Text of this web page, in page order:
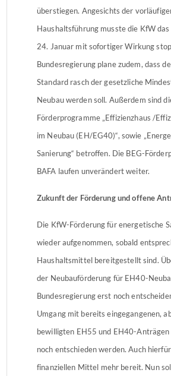
überstiegen. Angesichts der
Haushaltsführung musste die KfW
24. Januar mit sofortiger Wirkung
Bundesregierung plane zudem, dass
Standard rasch der gesetzliche
Neubau werden soll. Außerdem sind
Förderprogramme „Effizienzhaus /
im Neubau (EH/EG40)“, sowie
Sanierung“ betroffen. Die BEG-
BAFA laufen unverändert weiter.
Zukunft der Förderung und offene
Die KfW-Förderung für energetische
wieder aufgenommen, sobald
Haushaltsmittel bereitgestellt sind.
der Neubauförderung für EH40-
Bundesregierung erst noch
Umgang mit bereits eingegangenen,
bewilligten EH55 und EH40-Anträgen
noch entschieden werden. Auch
finanziellen Mittel mehr bereit. Nun